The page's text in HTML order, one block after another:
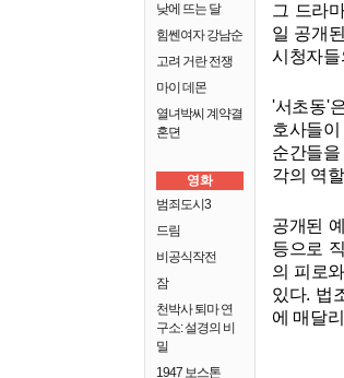
낮에 뜨는 달
힘쎈여자 강남순
고려 거란 전쟁
마이 데몬
열녀박씨 계약결
혼뎐
영화
범죄도시3
드림
비공식작전
잠
천박사 퇴마 연
구소: 설경의 비
밀
1947 보스톤
그 드라
일 공개
시청자들
'서초동'
호사들
순간들
각의 역
공개된
등으로
의 피로
있다. 법
에 매달